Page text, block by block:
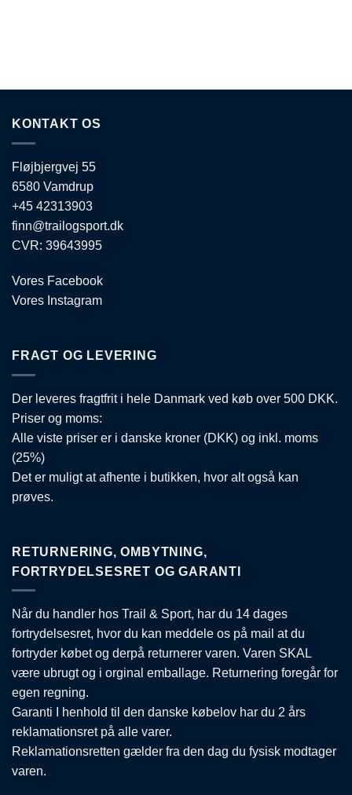
KONTAKT OS
Fløjbjergvej 55
6580 Vamdrup
+45 42313903
finn@trailogsport.dk
CVR: 39643995
Vores Facebook
Vores Instagram
FRAGT OG LEVERING
Der leveres fragtfrit i hele Danmark ved køb over 500 DKK.
Priser og moms:
Alle viste priser er i danske kroner (DKK) og inkl. moms
(25%)
Det er muligt at afhente i butikken, hvor alt også kan
prøves.
RETURNERING, OMBYTNING,
FORTRYDELSESRET OG GARANTI
Når du handler hos Trail & Sport, har du 14 dages
fortrydelsesret, hvor du kan meddele os på mail at du
fortryder købet og derpå returnerer varen. Varen SKAL
være ubrugt og i orginal emballage. Returnering foregår for
egen regning.
Garanti I henhold til den danske købelov har du 2 års
reklamationsret på alle varer.
Reklamationsretten gælder fra den dag du fysisk modtager
varen.